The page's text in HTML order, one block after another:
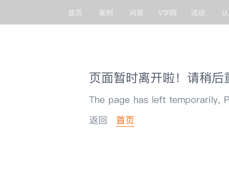
首页 案例 问答 V学院 活动
页面暂时离开啦！请稍后
The page has left temporarily,
返回
首页